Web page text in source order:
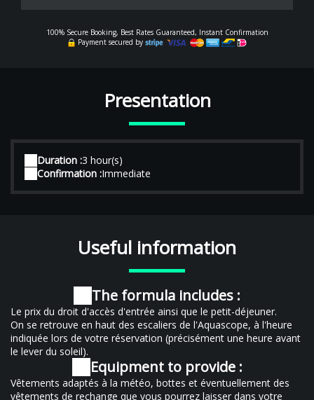
100% Secure Booking, Best Rates Guaranteed, Instant Confirmation
Payment secured by
Presentation
Duration :3 hour(s)
Confirmation :Immediate
Useful information
The formula includes :
Le prix du droit d'accès d'entrée ainsi que le petit-déjeuner.
On se retrouve en haut des escaliers de l'Aquascope, à l'heure
indiquée lors de votre réservation (précisément une heure avant
le lever du soleil).
Equipment to provide :
Vêtements adaptés à la météo, bottes et éventuellement des
vêtements de rechange que vous pourrez laisser dans votre